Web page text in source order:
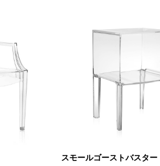
スモールゴーストバスター